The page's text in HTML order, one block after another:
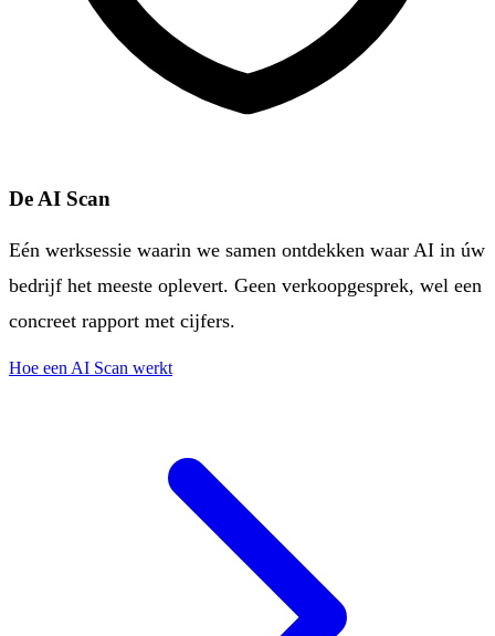
De AI Scan
Eén werksessie waarin we samen ontdekken waar AI in úw
bedrijf het meeste oplevert. Geen verkoopgesprek, wel een
concreet rapport met cijfers.
Hoe een AI Scan werkt